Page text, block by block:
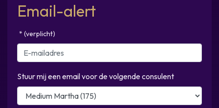
Email-alert
* (verplicht)
Stuur mij een email voor de volgende consulent